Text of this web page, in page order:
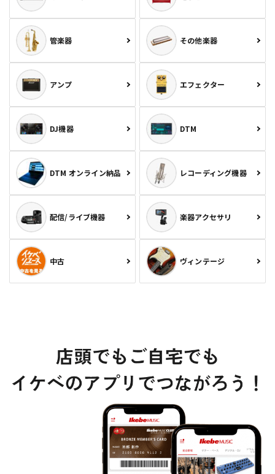
管楽器 その他楽器
アンプ エフェクター
DJ機器 DTM
DTM オンライン納品 レコーディング機器
配信/ライブ機器 楽器アクセサリ
中古 ヴィンテージ